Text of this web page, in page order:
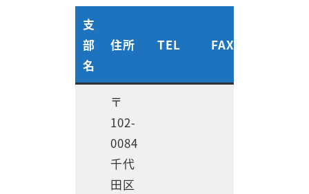
支
部
名
住所 TEL FAX
〒
102-
0084
千代
田区